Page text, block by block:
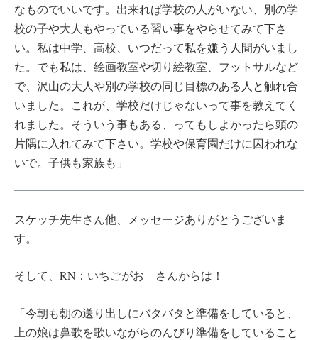
なものでいいです。出来れば学校の人がいない、別の学
校の子や大人もやっている習い事をやらせてみて下さ
い。私は中学、高校、いつだって私を嫌う人間がいまし
た。でも私は、絵画教室や切り絵教室、フットサルなど
で、沢山の大人や別の学校の同じ目標のある人と触れ合
いました。これが、学校だけじゃないって事を教えてく
れました。そういう事もある、ってもしよかったら頭の
片隅に入れてみて下さい。学校や保育園だけに囚われな
いで。子供も家族も」
スケッチ先生さん他、メッセージありがとうございま
す。
そして、RN：いちごがお さんからは！
「今朝も朝の送り出しにバタバタと準備をしていると、
上の娘は鼻歌を歌いながらのんびり準備をしていること